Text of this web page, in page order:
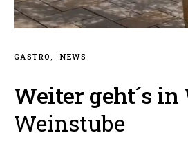
GASTRO NEWS
Weiter geht´s
Weinstube